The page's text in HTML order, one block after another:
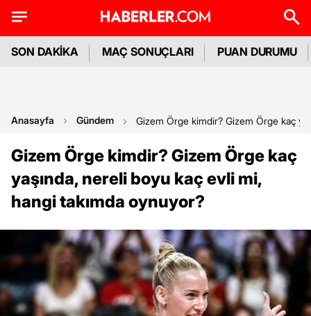
SON DAKİKA MAÇ SONUÇLARI PUAN DURUMU
Anasayfa Gündem Gizem Örge kimdir? Gizem Örge kaç
Gizem Örge kimdir? Gizem Örge kaç
yaşında, nereli boyu kaç evli mi,
hangi takımda oynuyor?